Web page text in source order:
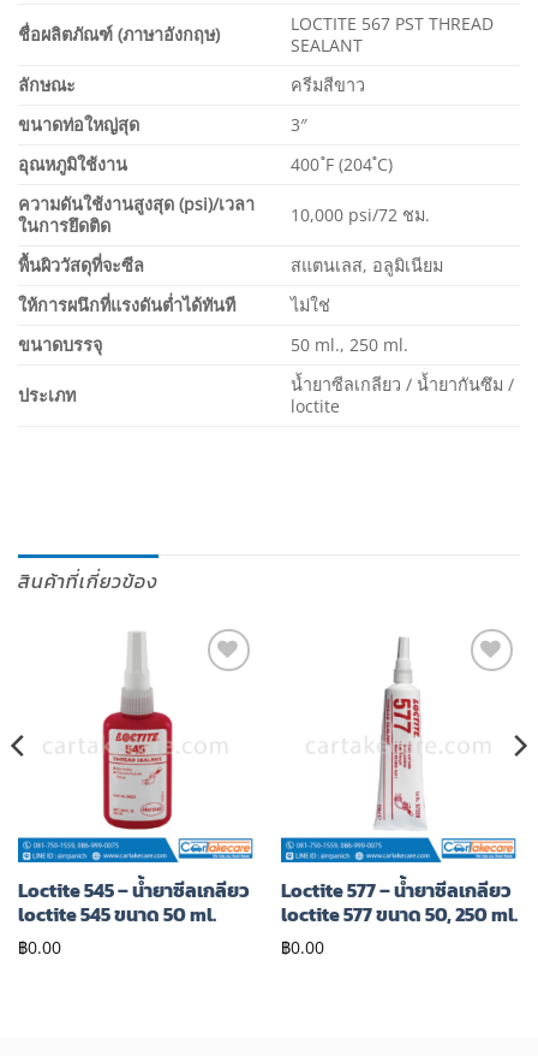
ชื่อผลิตภัณฑ์ (ภาษาอังกฤษ)
LOCTITE 567 PST THREAD
SEALANT
ลักษณะ
ครีมสีขาว
ขนาดท่อใหญ่สุด
3″
อุณหภูมิใช้งาน
400 ํF (204 ํC)
ความดันใช้งานสูงสุด (psi)/เวลา
ในการยึดติด
10,000 psi/72 ชม.
พื้นผิววัสดุที่จะซีล
สแตนเลส, อลูมิเนียม
ให้การผนึกที่แรงดันต่ำได้ทันที
ไม่ใช่
ขนาดบรรจุ
50 ml., 250 ml.
ประเภท
น้ำยาซีลเกลียว / น้ำยากันซึม /
loctite
สินค้าที่เกี่ยวข้อง
โปรด
Loctite 545 – น้ำยาซีลเกลียว
loctite 545 ขนาด 50 ml.
฿0.00
โปรด
Loctite 577 – น้ำยาซีลเกลียว
loctite 577 ขนาด 50, 250 ml.
฿0.00